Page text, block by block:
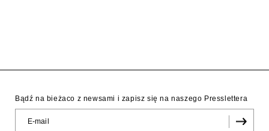
Bądź na bieżaco z newsami i zapisz się na naszego Presslettera